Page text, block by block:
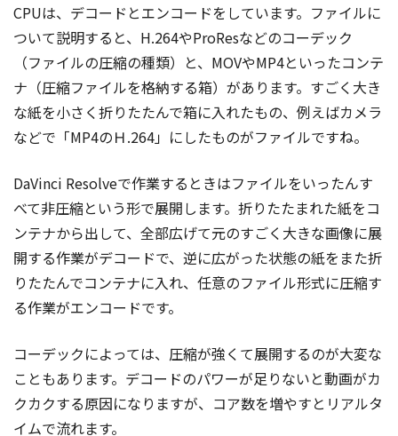
CPUは、デコードとエンコードをしています。ファイルに
ついて説明すると、H.264やProResなどのコーデック
（ファイルの圧縮の種類）と、MOVやMP4といったコンテ
ナ（圧縮ファイルを格納する箱）があります。すごく大き
な紙を小さく折りたたんで箱に入れたもの、例えばカメラ
などで「MP4のＨ.264」にしたものがファイルですね。
DaVinci Resolveで作業するときはファイルをいったんす
べて非圧縮という形で展開します。折りたたまれた紙をコ
ンテナから出して、全部広げて元のすごく大きな画像に展
開する作業がデコードで、逆に広がった状態の紙をまた折
りたたんでコンテナに入れ、任意のファイル形式に圧縮す
る作業がエンコードです。
コーデックによっては、圧縮が強くて展開するのが大変な
こともあります。デコードのパワーが足りないと動画がカ
クカクする原因になりますが、コア数を増やすとリアルタ
イムで流れます。